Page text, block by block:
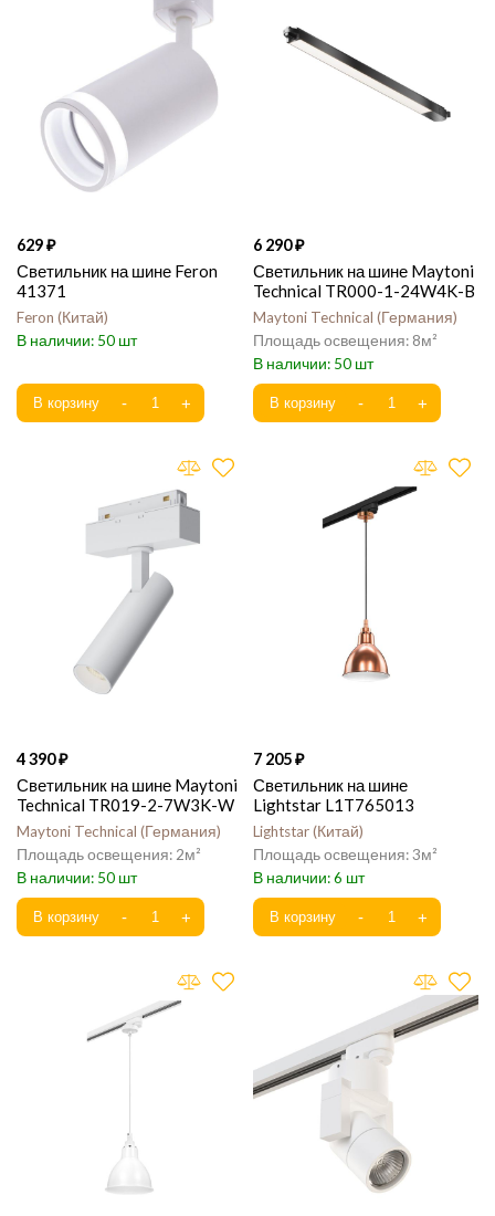
629
Светильник на шине Feron
41371
Feron Китай
50
6 290
Светильник на шине Maytoni
Technical TR000-1-24W4K-B
Maytoni Technical Германия
8
50
4 390
Светильник на шине Maytoni
Technical TR019-2-7W3K-W
Maytoni Technical Германия
2
50
7 205
Светильник на шине
Lightstar L1T765013
Lightstar Китай
3
6